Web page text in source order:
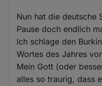
Nun hat die deutsche
Pause doch endlich
Ich schlage den
Wortes des Jahres
Mein Gott (oder
alles so traurig, dass